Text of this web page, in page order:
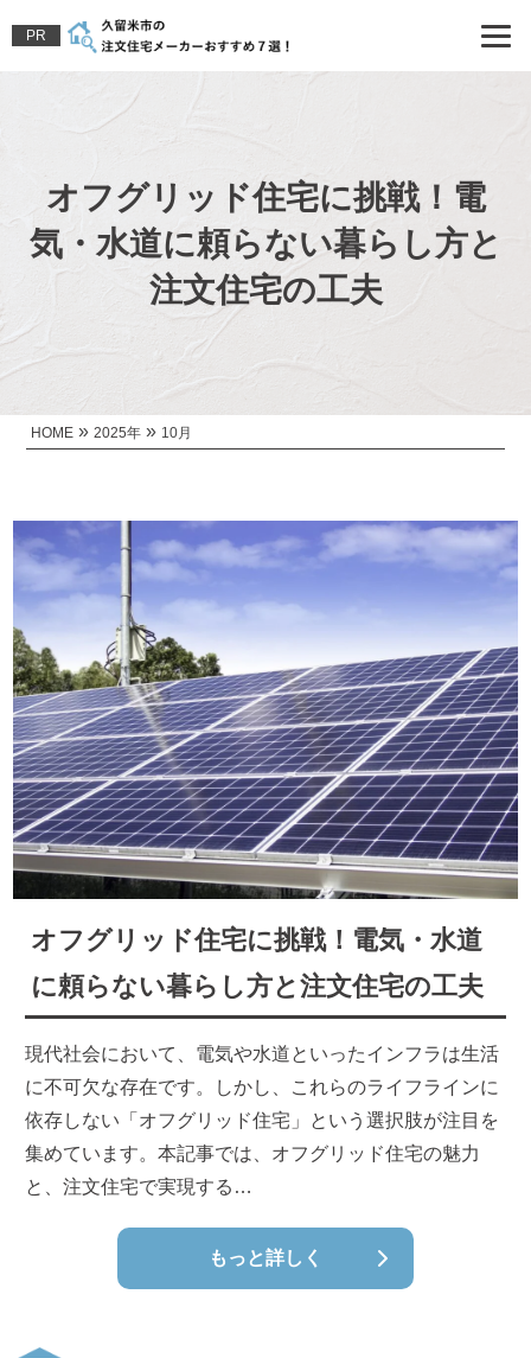
PR
オフグリッド住宅に挑戦！電
気・水道に頼らない暮らし方と
注文住宅の工夫
HOME »2025年 » 10月
オフグリッド住宅に挑戦！電気・水道
に頼らない暮らし方と注文住宅の工夫
現代社会において、電気や水道といったインフラは生活
に不可欠な存在です。しかし、これらのライフラインに
依存しない「オフグリッド住宅」という選択肢が注目を
集めています。本記事では、オフグリッド住宅の魅力
と、注文住宅で実現する…
もっと詳しく